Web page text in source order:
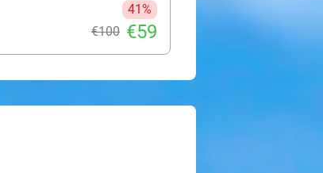
41%
€100 €59